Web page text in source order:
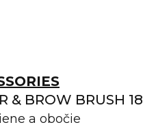
& BROW BRUSH 18
a obočie